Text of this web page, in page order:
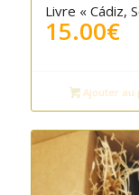
Livre « Cádiz,
15.00€
Ajouter au